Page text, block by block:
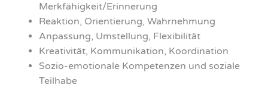
Merkfähigkeit/Erinnerung
Reak­ti­on, Ori­en­tie­rung, Wahr­neh­mung
Anpas­sung, Umstel­lung, Fle­xi­bi­li­tät
Krea­ti­vi­tät, Kom­mu­ni­ka­ti­on, Koor­di­na­ti­on
Sozio-emo­tio­na­le Kom­pe­ten­zen und sozia­le
Teil­ha­be